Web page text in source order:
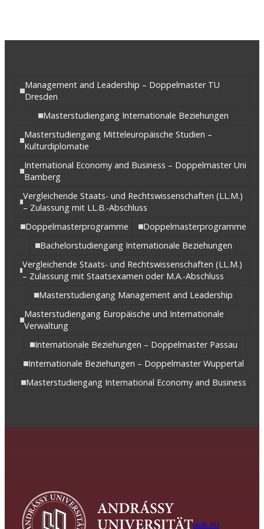
Management and Leadership – Doppelmaster TU
Dresden
Masterstudiengang Internationale Beziehungen
Masterstudiengang Mitteleuropäische Studien –
Kulturdiplomatie
International Economy and Business – Doppelmaster Uni
Bamberg
Vergleichende Staats- und Rechtswissenschaften (LL.M.)
– Zulassung mit LL.B.-Abschluss
Doppelmasterprogramme
Doppelmasterprogramme
Bachelorstudiengang Internationale Beziehungen
Vergleichende Staats- und Rechtswissenschaften (LL.M.)
– Zulassung mit Staatsexamen oder M.A.-Abschluss
Masterstudiengang Management and Leadership
Masterstudiengang Europäische und Internationale
Verwaltung
Internationale Beziehungen – Doppelmaster Passau
Internationale Beziehungen – Doppelmaster Wuppertal
Masterstudiengang International Economy and Business
aub.eu